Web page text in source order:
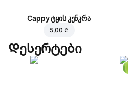
Cappy ტყის კენკრა
5,00 ₾
Დესერტები